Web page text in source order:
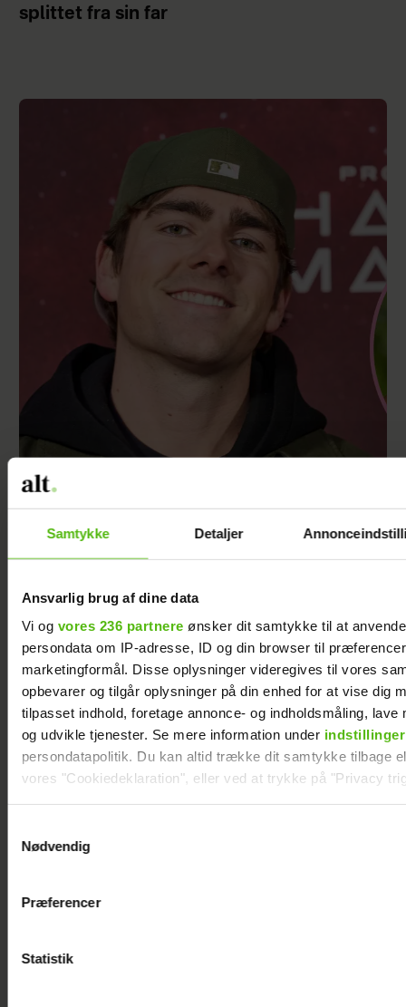
Samtykke Detaljer
Ansvarlig brug af dine data
Vi og vores 236 partnere ønsker dit samtykke til at
persondata om IP-adresse, ID og din browser til
marketingformål. Disse oplysninger videregives til vores
opbevarer og tilgår oplysninger på din enhed for at vise dig
tilpasset indhold, foretage annonce- og indholdsmåling, lave
og udvikle tjenester. Se mere information under indstillinger
persondatapolitik. Du kan altid trække dit samtykke tilbage
vores "Cookiedeklaration", eller ved at trykke på "Privacy
Vi anvender egne cookies og cookies fra tredjeparter til at
generere statistik og huske dine præferencer samt til brug
Nødvendig
Præferencer
Statistik
splittet fra sin far
Med i “Robinson”: Er hun Jeppe Ølgaards
kæreste?
årets “Robinson”